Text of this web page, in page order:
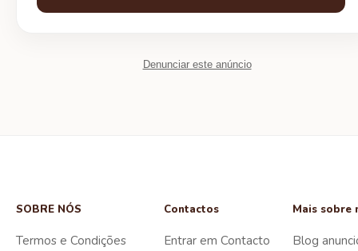
Denunciar este anúncio
SOBRE NÓS
Termos e Condições
Contactos
Entrar em Contacto
Mais sobre
Blog